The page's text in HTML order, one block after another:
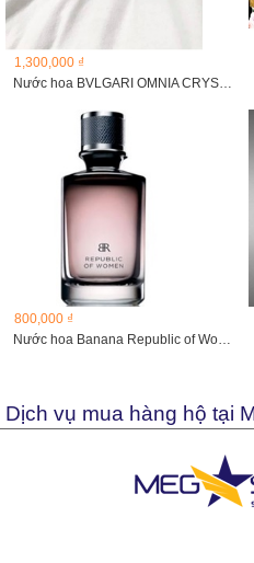
1,300,000 ₫
Nước hoa BVLGARI OMNIA CRYSTALINE edt
800,000 ₫
Nước hoa Banana Republic of Women 100ml
Dịch vụ mua hàng hộ tại